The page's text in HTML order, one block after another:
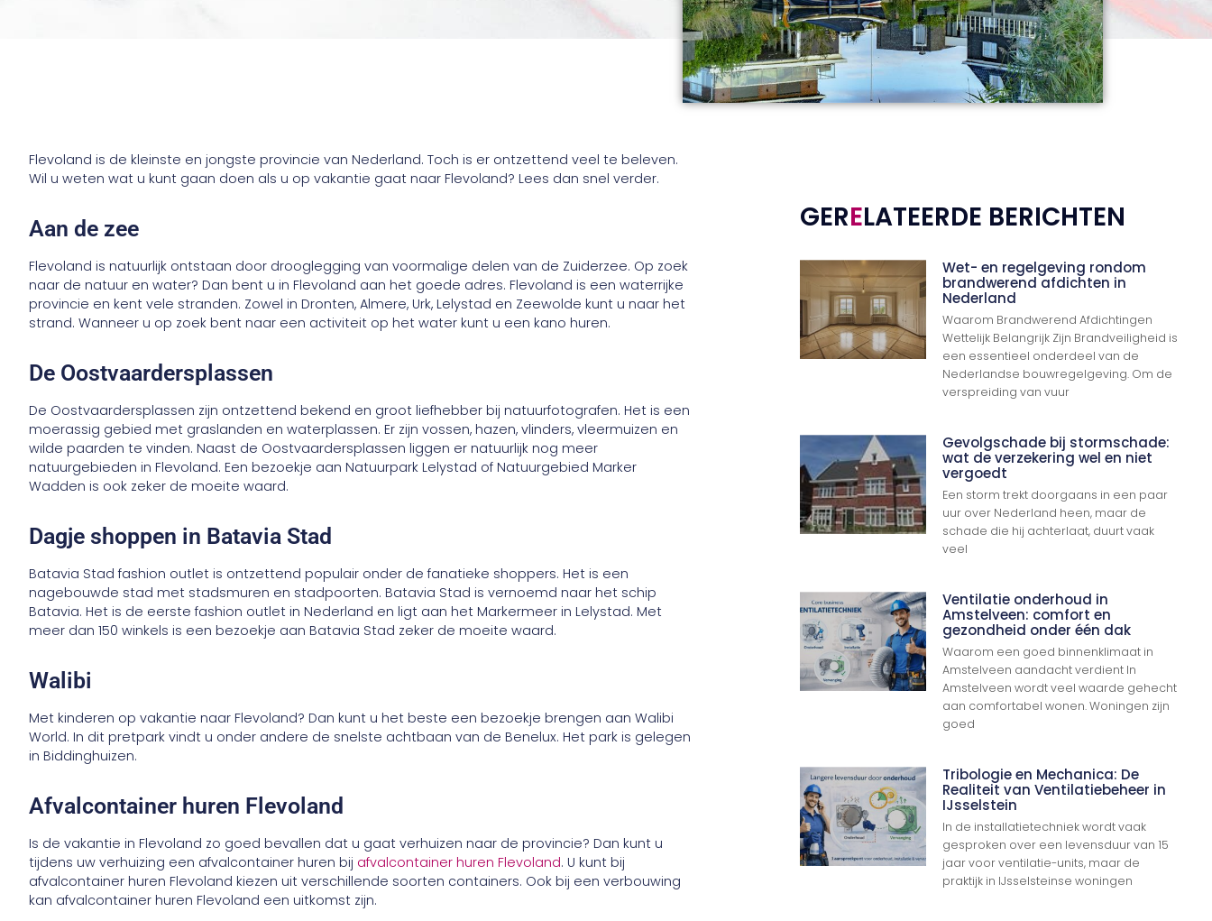
Flevoland is de kleinste en jongste provincie van Nederland. Toch is er ontzettend veel te beleven.
Wil u weten wat u kunt gaan doen als u op vakantie gaat naar Flevoland? Lees dan snel verder.
Aan de zee
Flevoland is natuurlijk ontstaan door drooglegging van voormalige delen van de Zuiderzee. Op zoek
naar de natuur en water? Dan bent u in Flevoland aan het goede adres. Flevoland is een waterrijke
provincie en kent vele stranden. Zowel in Dronten, Almere, Urk, Lelystad en Zeewolde kunt u naar het
strand. Wanneer u op zoek bent naar een activiteit op het water kunt u een kano huren.
De Oostvaardersplassen
De Oostvaardersplassen zijn ontzettend bekend en groot liefhebber bij natuurfotografen. Het is een
moerassig gebied met graslanden en waterplassen. Er zijn vossen, hazen, vlinders, vleermuizen en
wilde paarden te vinden. Naast de Oostvaardersplassen liggen er natuurlijk nog meer
natuurgebieden in Flevoland. Een bezoekje aan Natuurpark Lelystad of Natuurgebied Marker
Wadden is ook zeker de moeite waard.
Dagje shoppen in Batavia Stad
Batavia Stad fashion outlet is ontzettend populair onder de fanatieke shoppers. Het is een
nagebouwde stad met stadsmuren en stadpoorten. Batavia Stad is vernoemd naar het schip
Batavia. Het is de eerste fashion outlet in Nederland en ligt aan het Markermeer in Lelystad. Met
meer dan 150 winkels is een bezoekje aan Batavia Stad zeker de moeite waard.
Walibi
Met kinderen op vakantie naar Flevoland? Dan kunt u het beste een bezoekje brengen aan Walibi
World. In dit pretpark vindt u onder andere de snelste achtbaan van de Benelux. Het park is gelegen
in Biddinghuizen.
Afvalcontainer huren Flevoland
Is de vakantie in Flevoland zo goed bevallen dat u gaat verhuizen naar de provincie? Dan kunt u
tijdens uw verhuizing een afvalcontainer huren bij afvalcontainer huren Flevoland. U kunt bij
afvalcontainer huren Flevoland kiezen uit verschillende soorten containers. Ook bij een verbouwing
kan afvalcontainer huren Flevoland een uitkomst zijn.
GERELATEERDE BERICHTEN
Wet- en regelgeving rondom
brandwerend afdichten in
Nederland
Waarom Brandwerend Afdichtingen
Wettelijk Belangrijk Zijn Brandveiligheid is
een essentieel onderdeel van de
Nederlandse bouwregelgeving. Om de
verspreiding van vuur
Gevolgschade bij stormschade:
wat de verzekering wel en niet
vergoedt
Een storm trekt doorgaans in een paar
uur over Nederland heen, maar de
schade die hij achterlaat, duurt vaak
veel
Ventilatie onderhoud in
Amstelveen: comfort en
gezondheid onder één dak
Waarom een goed binnenklimaat in
Amstelveen aandacht verdient In
Amstelveen wordt veel waarde gehecht
aan comfortabel wonen. Woningen zijn
goed
Tribologie en Mechanica: De
Realiteit van Ventilatiebeheer in
IJsselstein
In de installatietechniek wordt vaak
gesproken over een levensduur van 15
jaar voor ventilatie-units, maar de
praktijk in IJsselsteinse woningen